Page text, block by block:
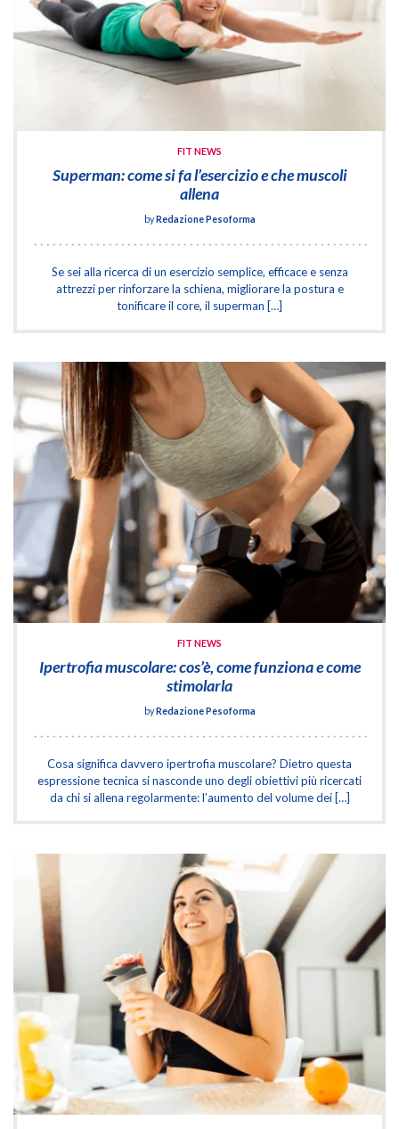
FIT NEWS
Superman: come si fa l’esercizio e che muscoli
allena
by Redazione Pesoforma
Se sei alla ricerca di un esercizio semplice, efficace e senza
attrezzi per rinforzare la schiena, migliorare la postura e
tonificare il core, il superman […]
FIT NEWS
Ipertrofia muscolare: cos’è, come funziona e come
stimolarla
by Redazione Pesoforma
Cosa significa davvero ipertrofia muscolare? Dietro questa
espressione tecnica si nasconde uno degli obiettivi più ricercati
da chi si allena regolarmente: l’aumento del volume dei […]